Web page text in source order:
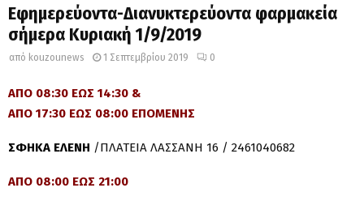
Εφημερεύοντα-Διανυκτερεύοντα φαρμακεία
σήμερα Κυριακή 1/9/2019
από kouzounews 1 Σεπτεμβρίου 2019 0
ΑΠΟ 08:30 ΕΩΣ 14:30 &
ΑΠΟ 17:30 ΕΩΣ 08:00 ΕΠΟΜΕΝΗΣ
ΣΦΗΚΑ ΕΛΕΝΗ /ΠΛΑΤΕΙΑ ΛΑΣΣΑΝΗ 16 / 2461040682
ΑΠΟ 08:00 ΕΩΣ 21:00